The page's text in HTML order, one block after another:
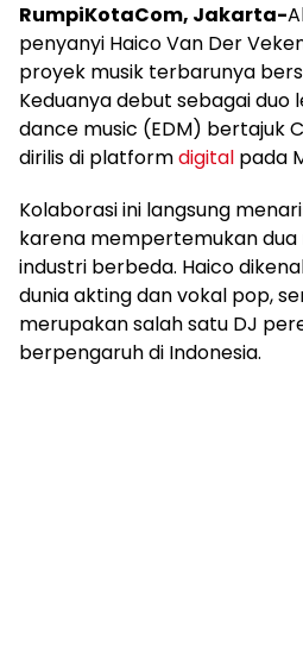
RumpiKotaCom, Jakarta-
penyanyi Haico Van Der
proyek musik terbarunya
Keduanya debut sebagai
dance music (EDM) bertajuk
dirilis di platformdigital pada
Kolaborasi ini langsung
karena mempertemukan
industri berbeda. Haico
dunia akting dan vokal pop,
merupakan salah satu DJ
berpengaruh di Indonesia.